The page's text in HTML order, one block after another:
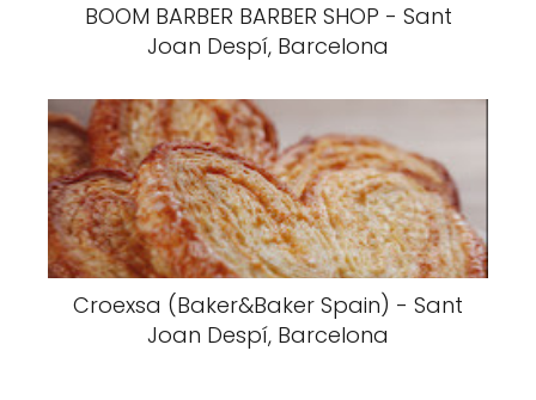
BOOM BARBER BARBER SHOP - Sant
Joan Despí, Barcelona
Croexsa (Baker&Baker Spain) - Sant
Joan Despí, Barcelona